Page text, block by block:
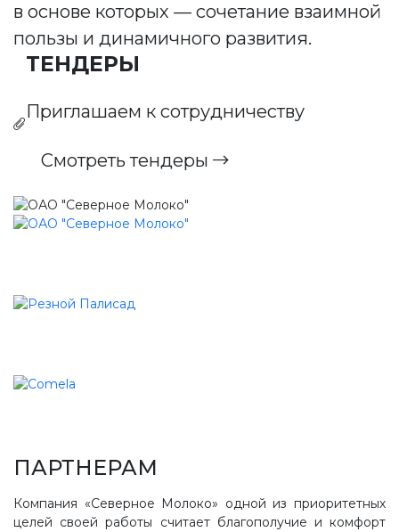
в основе которых — сочетание взаимной
пользы и динамичного развития.
ТЕНДЕРЫ
Приглашаем к сотрудничеству
Смотреть тендеры
ПАРТНЕРАМ
Компания «Северное Молоко» одной из приоритетных
целей своей работы считает благополучие и комфорт